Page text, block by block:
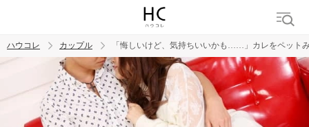
トレンド ワード
ハウコレ カップル 「悔しいけど、気持ちいいかも……」カレをペット